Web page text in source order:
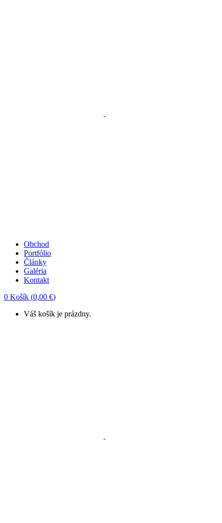
Obchod
Portfólio
Články
Galéria
Kontakt
0 Košík (0,00 €)
Váš košík je prázdny.